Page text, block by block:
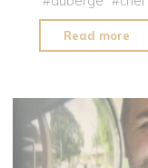
Read more
la